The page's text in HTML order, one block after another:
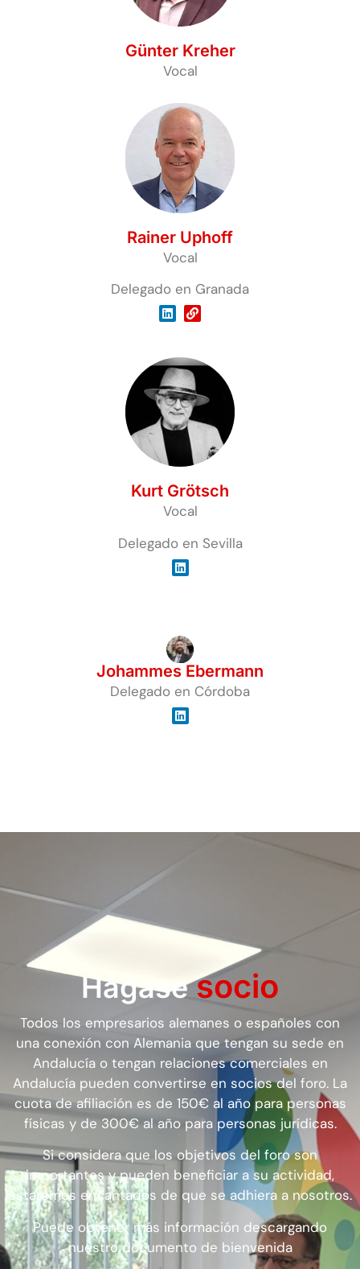
Günter Kreher
Vocal
Rainer Uphoff
Vocal
Delegado en Granada
Kurt Grötsch
Vocal
Delegado en Sevilla
Johammes Ebermann
Delegado en Córdoba
Hágasesocio
Todos los empresarios alemanes o españoles con
una conexión con Alemania que tengan su sede en
Andalucía o tengan relaciones comerciales en
Andalucía pueden convertirse en socios del foro. La
cuota de afiliación es de 150€ al año para personas
físicas y de 300€ al año para personas jurídicas.
Si considera que los objetivos del foro son
importantes y pueden beneficiar a su actividad,
estaremos encantados de que se adhiera a nosotros.
Puede obtener más información descargando
nuestro documento de bienvenida